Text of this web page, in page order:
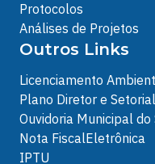
Protocolos
Análises de Projetos
Outros Links
Licenciamento
Plano Diretor e Setorial
Ouvidoria Municipal do
Nota FiscalEletrônica
IPTU